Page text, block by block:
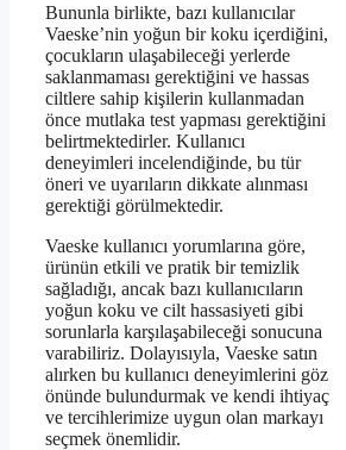
Bununla birlikte, bazı kullanıcılar
Vaeske’nin yoğun bir koku içerdiğini,
çocukların ulaşabileceği yerlerde
saklanmaması gerektiğini ve hassas
ciltlere sahip kişilerin kullanmadan
önce mutlaka test yapması gerektiğini
belirtmektedirler. Kullanıcı
deneyimleri incelendiğinde, bu tür
öneri ve uyarıların dikkate alınması
gerektiği görülmektedir.
Vaeske kullanıcı yorumlarına göre,
ürünün etkili ve pratik bir temizlik
sağladığı, ancak bazı kullanıcıların
yoğun koku ve cilt hassasiyeti gibi
sorunlarla karşılaşabileceği sonucuna
varabiliriz. Dolayısıyla, Vaeske satın
alırken bu kullanıcı deneyimlerini göz
önünde bulundurmak ve kendi ihtiyaç
ve tercihlerimize uygun olan markayı
seçmek önemlidir.